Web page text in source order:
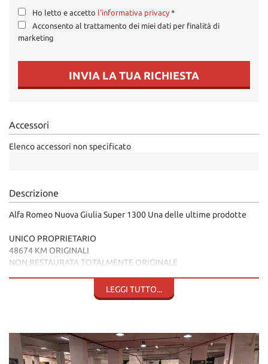
Ho letto e accetto l'informativa privacy *
Acconsento al trattamento dei miei dati per finalità di
marketing
INVIA LA TUA RICHIESTA
Accessori
Elenco accessori non specificato
Descrizione
Alfa Romeo Nuova Giulia Super 1300 Una delle ultime prodotte
UNICO PROPRIETARIO
48674 KM ORIGINALI
NON RESTAURATA TOTALMENTE ORIGINALE
Plastiche originali posteriori
I sedili anteriori erano compresi con foderane Alfa quindi come
nuovi
LEGGI TUTTO...
Leggi
impostazioni